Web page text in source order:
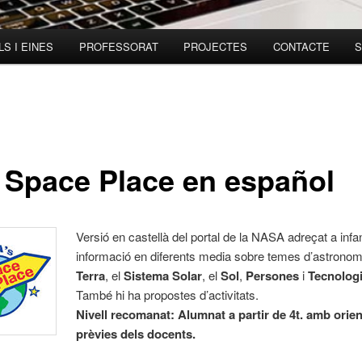
I EINES PROFESSORAT PROJECTES CONTACTE
Place en español
Versió en castellà del portal de la NASA adreçat a
informació en diferents media sobre temes
Terra, elSistema Solar, elSol, Persones i
També hi ha propostes d’activitats.
Nivell recomanat: Alumnat a partir de 4t. amb
prèvies dels docents.